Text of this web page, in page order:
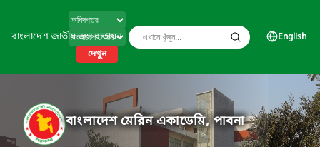
বাংলাদেশ জাতীয় তথ্য বাতায়ন
দেখুন
English
বাংলাদেশ মেরিন একাডেমি, পাবনা